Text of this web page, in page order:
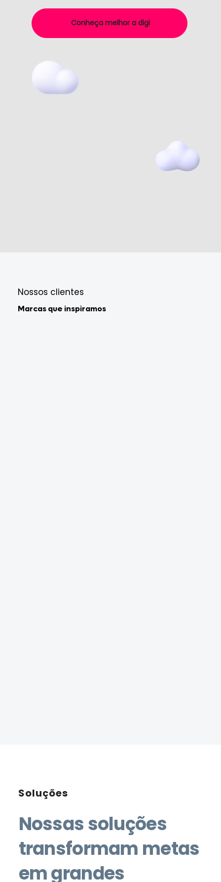
Soluções
Nossas soluções
transformam metas
em grandes
Conheça melhor a digi
Nossos clientes
Marcas que inspiramos